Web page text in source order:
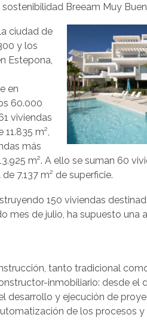
Breeam Muy
ciudad de
y los
Estepona,
en
60.000
viviendas
m²,
más
m². A ello se suman 60
7.137 m² de superficie.
150 viviendas
mes de julio, ha supuesto una
tanto tradicional
inmobiliario: desde el
desarrollo y ejecución de
de los procesos